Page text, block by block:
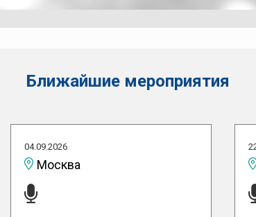
Ближайшие мероприятия
04.09.2026
Москва